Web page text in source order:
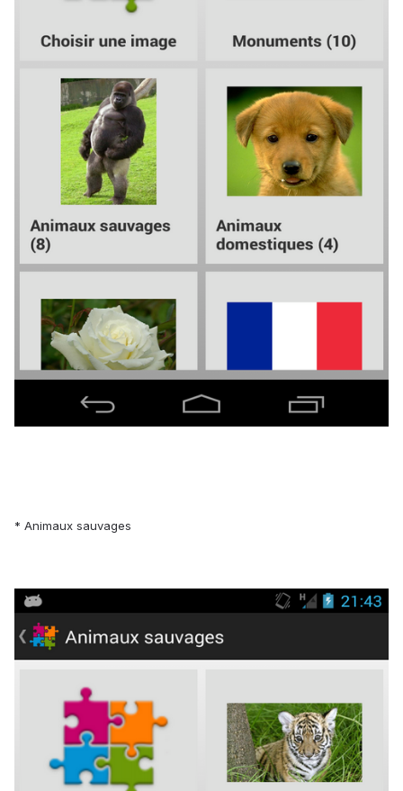
* Animaux sauvages